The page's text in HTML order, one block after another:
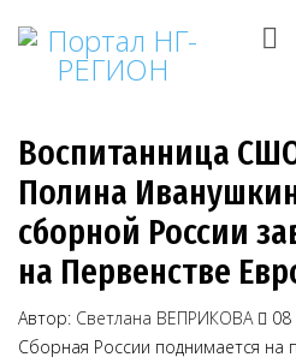
Воспитанница
Полина
сборной России
на Первенстве
Автор: Светлана ВЕПРИКОВА
Сборная России поднимается на